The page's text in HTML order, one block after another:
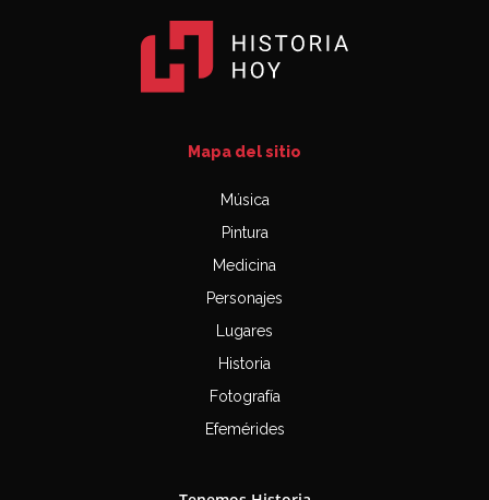
Mapa del sitio
Música
Pintura
Medicina
Personajes
Lugares
Historia
Fotografía
Efemérides